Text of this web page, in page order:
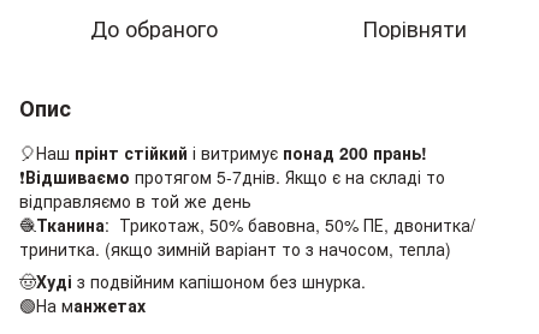
До обраного Порівняти
Опис
🎈Наш прінт стійкий і витримує понад 200 прань!
❗️Відшиваємо протягом 5-7днів. Якщо є на складі то
відправляємо в той же день
🧶Тканина: Трикотаж, 50% бавовна, 50% ПЕ, двонитка/
тринитка. (якщо зимній варіант то з начосом, тепла)
🤠Худі з подвійним капішоном без шнурка.
🟢На манжетах